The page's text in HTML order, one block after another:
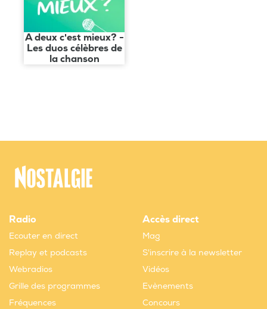
A deux c'est mieux? -
Les duos célèbres de
la chanson
Radio
Ecouter en direct
Replay et podcasts
Webradios
Grille des programmes
Fréquences
Accès direct
Mag
S'inscrire à la newsletter
Vidéos
Evènements
Concours